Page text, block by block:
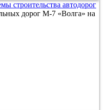
строительства автодорог
дорог М-7 «Волга» на